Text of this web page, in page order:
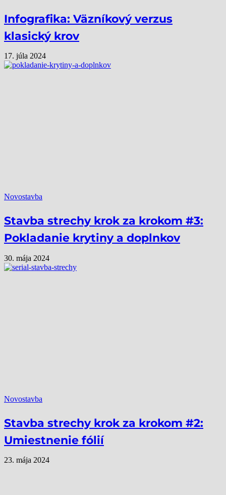
Infografika: Väzníkový verzus
klasický krov
17. júla 2024
Novostavba
Stavba strechy krok za krokom #3:
Pokladanie krytiny a doplnkov
30. mája 2024
Novostavba
Stavba strechy krok za krokom #2:
Umiestnenie fólií
23. mája 2024